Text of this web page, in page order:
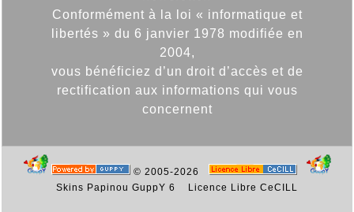
Conformément à la loi « informatique et
libertés » du 6 janvier 1978 modifiée en
2004,
vous bénéficiez d’un droit d’accès et de
rectification aux informations qui vous
concernent
© 2005-2026
Skins Papinou GuppY 6
Licence Libre CeCILL